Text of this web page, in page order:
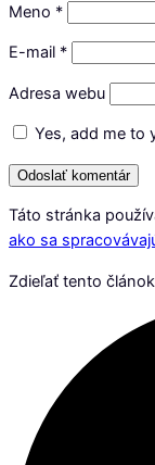
Meno *
E-mail *
Adresa webu
Yes, add me to
Táto stránka
ako sa
Zdieľať tento